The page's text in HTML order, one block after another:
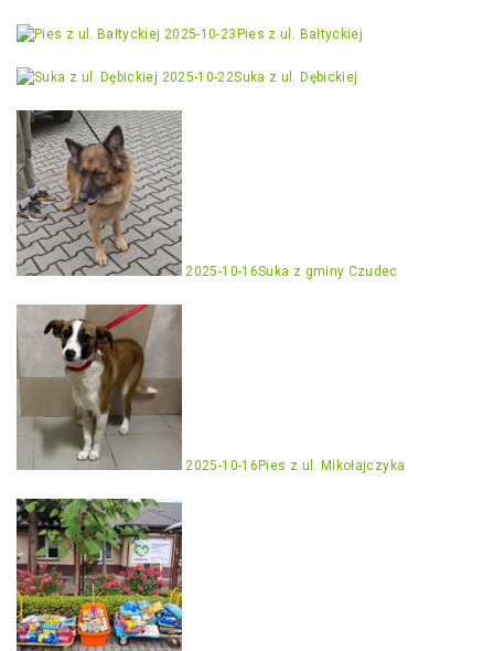
2025-10-23 Pies z ul. Bałtyckiej
2025-10-22Suka z ul. Dębickiej
2025-10-16Suka z gminy Czudec
2025-10-16 Pies z ul. Mikołajczyka